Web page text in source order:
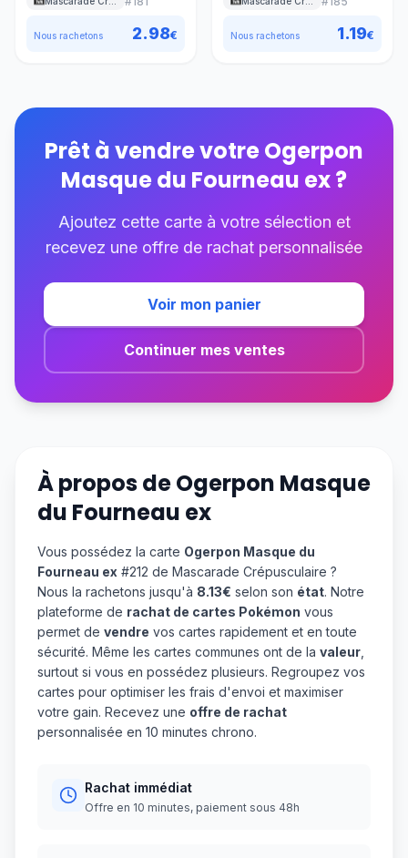
Nous rachetons 2.98€ Nous rachetons 1.19€
Prêt à vendre votreOgerpon
Masque du Fourneau ex?
Ajoutez cette carte à votre sélection et
recevez une offre de rachat personnalisée
Voir mon panier
Continuer mes ventes
À propos deOgerpon Masque
du Fourneau ex
Vous possédez la carte Ogerpon Masque du
Fourneau ex #212 de Mascarade Crépusculaire ?
Nous la rachetons jusqu'à 8.13€ selon son état. Notre
plateforme de rachat de cartes Pokémon vous
permet de vendre vos cartes rapidement et en toute
sécurité. Même les cartes communes ont de la valeur
surtout si vous en possédez plusieurs. Regroupez vos
cartes pour optimiser les frais d'envoi et maximiser
votre gain. Recevez une offre de rachat
personnalisée en 10 minutes chrono.
Rachat immédiat
Offre en 10 minutes, paiement sous 48h